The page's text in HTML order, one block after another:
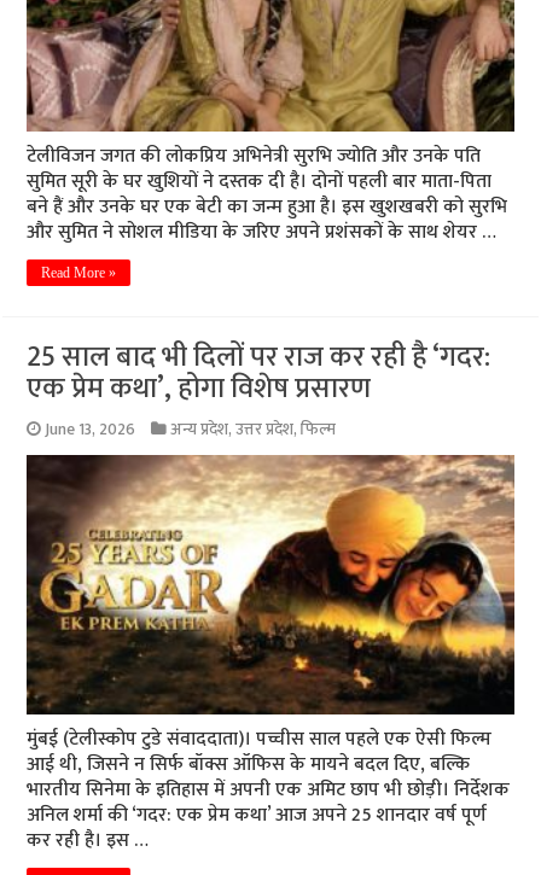
टेलीविजन जगत की लोकप्रिय अभिनेत्री सुरभि ज्योति और उनके पति
सुमित सूरी के घर खुशियों ने दस्तक दी है। दोनों पहली बार माता-पिता
बने हैं और उनके घर एक बेटी का जन्म हुआ है। इस खुशखबरी को सुरभि
और सुमित ने सोशल मीडिया के जरिए अपने प्रशंसकों के साथ शेयर …
Read More »
25 साल बाद भी दिलों पर राज कर रही है ‘गदर:
एक प्रेम कथा’, होगा विशेष प्रसारण
June 13, 2026 अन्य प्रदेश,उत्तर प्रदेश,फिल्म
मुंबई (टेलीस्कोप टुडे संवाददाता)। पच्चीस साल पहले एक ऐसी फिल्म
आई थी, जिसने न सिर्फ बॉक्स ऑफिस के मायने बदल दिए, बल्कि
भारतीय सिनेमा के इतिहास में अपनी एक अमिट छाप भी छोड़ी। निर्देशक
अनिल शर्मा की ‘गदर: एक प्रेम कथा’ आज अपने 25 शानदार वर्ष पूर्ण
कर रही है। इस …